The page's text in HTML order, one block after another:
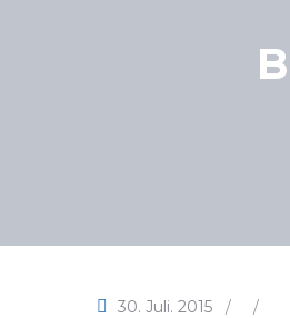
30. Juli. 2015 / /